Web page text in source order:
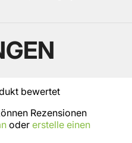
bewertet
Rezensionen
oder erstelle einen